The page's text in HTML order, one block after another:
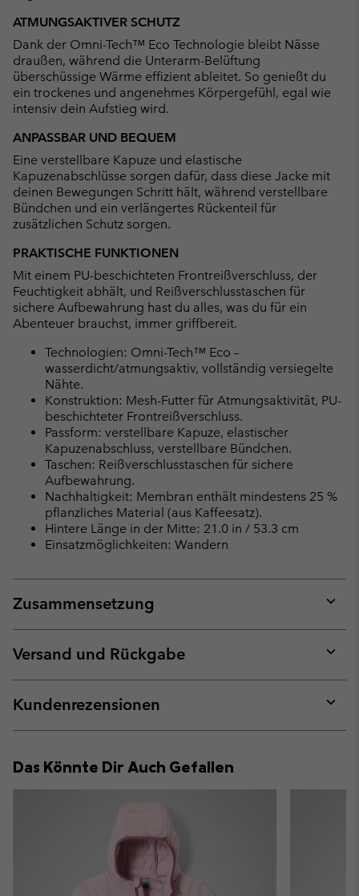
ATMUNGSAKTIVER SCHUTZ
Dank der Omni-Tech™ Eco Technologie bleibt Nässe
draußen, während die Unterarm-Belüftung
überschüssige Wärme effizient ableitet. So genießt du
ein trockenes und angenehmes Körpergefühl, egal wie
intensiv dein Aufstieg wird.
ANPASSBAR UND BEQUEM
Eine verstellbare Kapuze und elastische
Kapuzenabschlüsse sorgen dafür, dass diese Jacke mit
deinen Bewegungen Schritt hält, während verstellbare
Bündchen und ein verlängertes Rückenteil für
zusätzlichen Schutz sorgen.
PRAKTISCHE FUNKTIONEN
Mit einem PU-beschichteten Frontreißverschluss, der
Feuchtigkeit abhält, und Reißverschlusstaschen für
sichere Aufbewahrung hast du alles, was du für ein
Abenteuer brauchst, immer griffbereit.
Technologien: Omni-Tech™ Eco –
wasserdicht/atmungsaktiv, vollständig versiegelte
Nähte.
Konstruktion: Mesh-Futter für Atmungsaktivität, PU-
beschichteter Frontreißverschluss.
Passform: verstellbare Kapuze, elastischer
Kapuzenabschluss, verstellbare Bündchen.
Taschen: Reißverschlusstaschen für sichere
Aufbewahrung.
Nachhaltigkeit: Membran enthält mindestens 25 %
pflanzliches Material (aus Kaffeesatz).
Hintere Länge in der Mitte: 21.0 in / 53.3 cm
Einsatzmöglichkeiten: Wandern
Zusammensetzung
or
Versand und Rückgabe
or
Kundenrezensionen
or
Das Könnte Dir Auch Gefallen